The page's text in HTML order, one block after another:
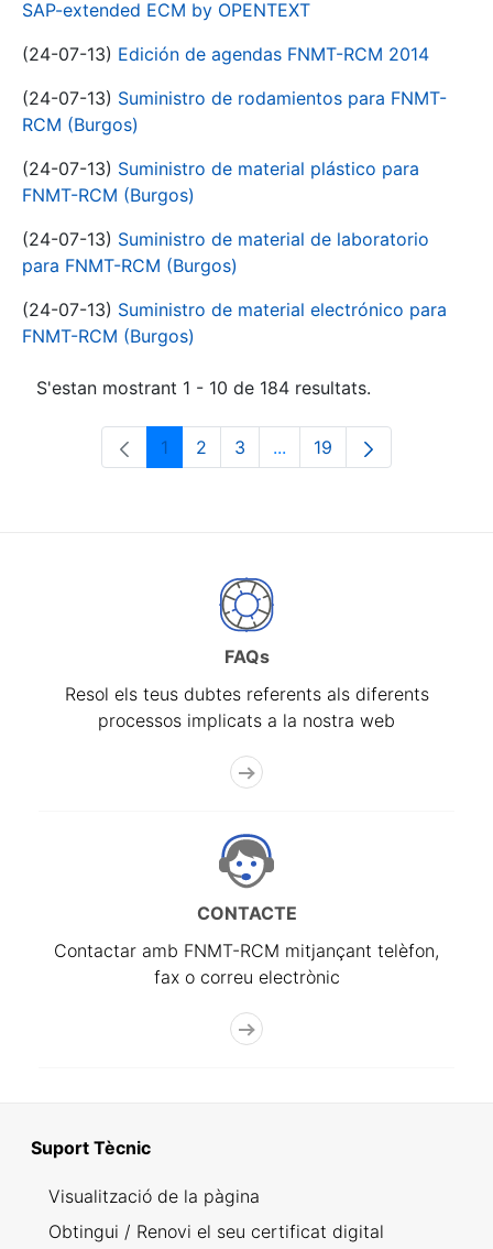
SAP-extended ECM by OPENTEXT
(24-07-13) Edición de agendas FNMT-RCM 2014
(24-07-13) Suministro de rodamientos para FNMT-
RCM (Burgos)
(24-07-13) Suministro de material plástico para
FNMT-RCM (Burgos)
(24-07-13) Suministro de material de laboratorio
para FNMT-RCM (Burgos)
(24-07-13) Suministro de material electrónico para
FNMT-RCM (Burgos)
S'estan mostrant 1 - 10 de 184 resultats.
Pàgina
1 Pàgina
2 Pàgina
3 ...Pàgines intermèdies
Pàgina
19
FAQs
Resol els teus dubtes referents als diferents
processos implicats a la nostra web
CONTACTE
Contactar amb FNMT-RCM mitjançant telèfon,
fax o correu electrònic
Suport Tècnic
Visualització de la pàgina
Obtingui / Renovi el seu certificat digital